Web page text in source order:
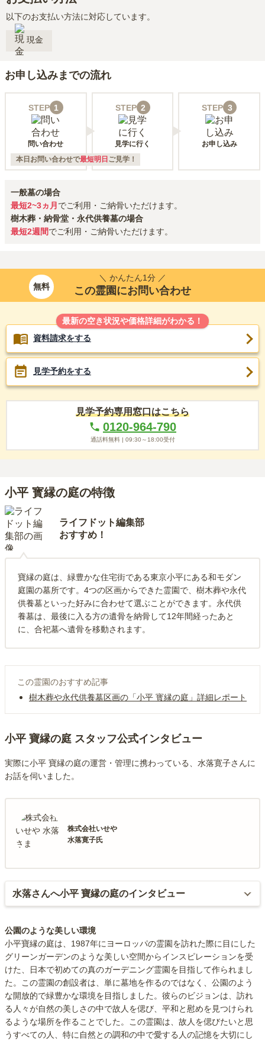
以下のお支払い方法に対応しています。
現金
お申し込みまでの流れ
STEP 1
問い合わせ
STEP 2
見学に行く
STEP 3
お申し込み
本日お問い合わせで最短明日 ご見学！
一般墓の場合
最短2~3ヵ月 でご利用・ご納骨いただけます。
樹木葬・納骨堂・永代供養墓の場合
最短2週間でご利用・ご納骨いただけます。
無料
＼ かんたん1分 ／
この霊園にお問い合わせ
最新の空き状況や価格詳細がわかる！
資料請求をする
見学予約をする
見学予約専用窓口はこちら
0120-964-790
通話料無料 | 09:30～18:00受付
小平 寳縁の庭の特徴
ライフドット編集部
おすすめ！
寶縁の庭は、緑豊かな住宅街である東京小平にある和モダン
庭園の墓所です。4つの区画からできた霊園で、樹木葬や永代
供養墓といった好みに合わせて選ぶことができます。永代供
養墓は、最後に入る方の遺骨を納骨して12年間経ったあと
に、合祀墓へ遺骨を移動されます。
この霊園のおすすめ記事
樹木葬や永代供養墓区画の「小平 寳縁の庭」詳細レポート
小平 寶縁の庭 スタッフ公式インタビュー
実際に小平 寶縁の庭の運営・管理に携わっている、 水落寛子さんに
お話を伺いました。
株式会社いせや
水落寛子氏
水落さんへ小平 寶縁の庭のインタビュー
霊園を運営・管理するうえで、心がけていること
や他の霊園と比べた時の強みを教えてください。
見学者、参拝者の方が気持ちよく来園できるよう園内清掃、接客に
あたっています。特に自然に還るイメージの樹木葬墓地もあるので
植物は特に意識してお手入れをしています。
公園のような美しい環境
小平寶縁の庭は、1987年にヨーロッパの霊園を訪れた際に目にした
グリーンガーデンのような美しい空間からインスピレーションを受
けた、日本で初めての真のガーデニング霊園を目指して作られまし
た。この霊園の創設者は、単に墓地を作るのではなく、公園のよう
な開放的で緑豊かな環境を目指しました。彼らのビジョンは、訪れ
る人々が自然の美しさの中で故人を偲び、平和と慰めを見つけられ
るような場所を作ることでした。この霊園は、故人を偲びたいと思
うすべての人、特に自然との調和の中で愛する人の記憶を大切にし